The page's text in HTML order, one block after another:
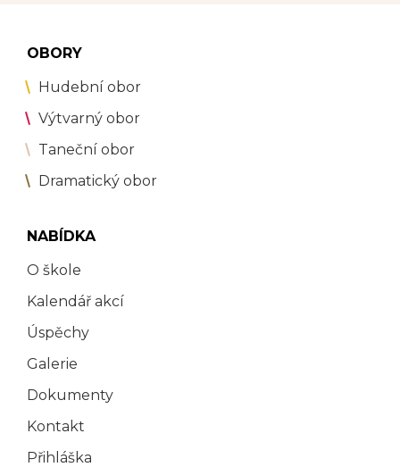
OBORY
Hudební obor
Výtvarný obor
Taneční obor
Dramatický obor
NABÍDKA
O škole
Kalendář akcí
Úspěchy
Galerie
Dokumenty
Kontakt
Přihláška